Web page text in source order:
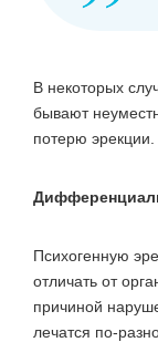
В некоторых
бывают
потерю эрекции.
Психогенную
отличать от
причиной
лечатся по-